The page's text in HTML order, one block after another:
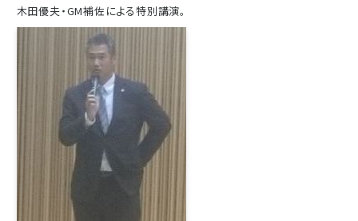
木田優夫・GM補佐による特別講演。